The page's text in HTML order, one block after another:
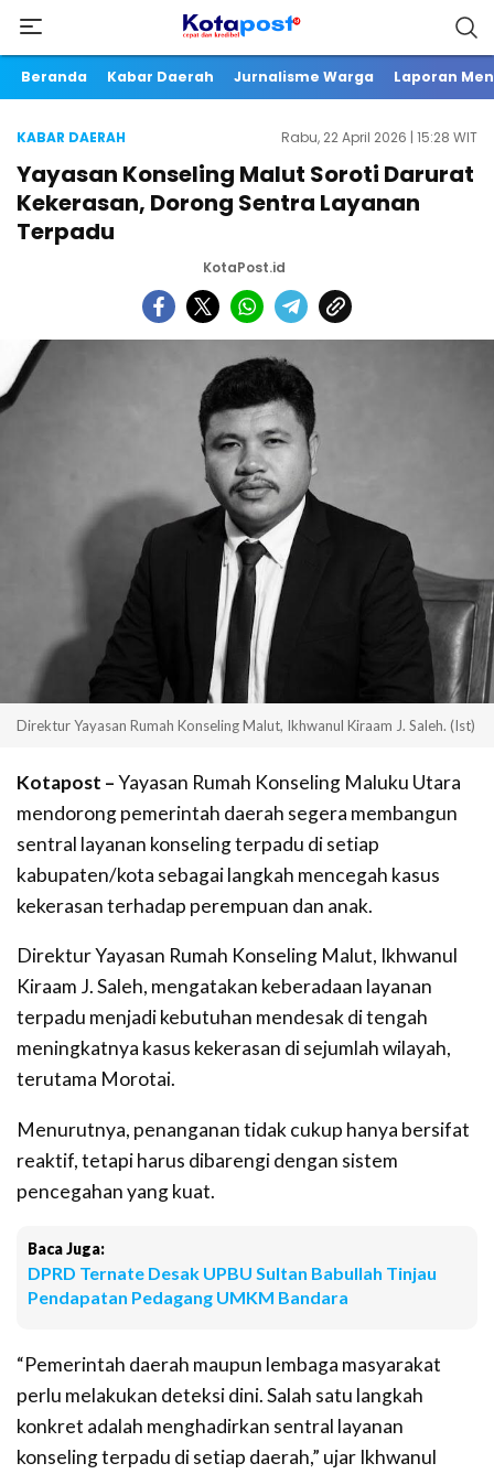
Beranda Kabar Daerah Jurnalisme Warga Laporan
KABAR DAERAH Rabu, 22 April 2026 | 15:28 WIT
Yayasan Konseling Malut Soroti Darurat
Kekerasan, Dorong Sentra Layanan
Terpadu
KotaPost.id
Direktur Yayasan Rumah Konseling Malut, Ikhwanul Kiraam J. Saleh. (Ist)
Kotapost –Yayasan Rumah Konseling Maluku Utara
mendorong pemerintah daerah segera membangun
sentral layanan konseling terpadu di setiap
kabupaten/kota sebagai langkah mencegah kasus
kekerasan terhadap perempuan dan anak.
Direktur Yayasan Rumah Konseling Malut, Ikhwanul
Kiraam J. Saleh, mengatakan keberadaan layanan
terpadu menjadi kebutuhan mendesak di tengah
meningkatnya kasus kekerasan di sejumlah wilayah,
terutama Morotai.
Menurutnya, penanganan tidak cukup hanya bersifat
reaktif, tetapi harus dibarengi dengan sistem
pencegahan yang kuat.
Baca Juga:
DPRD Ternate Desak UPBU Sultan Babullah Tinjau
Pendapatan Pedagang UMKM Bandara
“Pemerintah daerah maupun lembaga masyarakat
perlu melakukan deteksi dini. Salah satu langkah
konkret adalah menghadirkan sentral layanan
konseling terpadu di setiap daerah,” ujar Ikhwanul